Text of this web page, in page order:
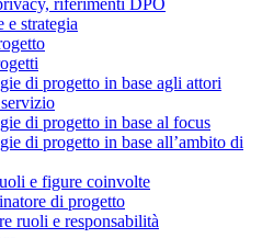
riferimenti DPO
e strategia
di progetto in base agli attori
di progetto in base al focus
di progetto in base all’ambito di
e figure coinvolte
di progetto
ruoli e responsabilità